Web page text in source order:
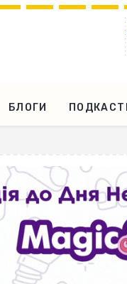
БЛОГИ